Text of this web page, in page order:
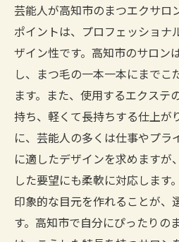
高知市のサロンで得
の効果
高知市のサロンでの
まつエク経験者が選
力
高知市のまつエクで新た
ン選びのヒント
高知市のまつエクサ
つける方法
新しい自分を発見す
芸能人が高知市のまつエクサロ
ポイントは、プロフェッショナ
ザイン性です。高知市のサロン
し、まつ毛の一本一本にまでこ
ます。また、使用するエクステ
持ち、軽くて長持ちする仕上が
に、芸能人の多くは仕事やプラ
に適したデザインを求めますが
した要望にも柔軟に対応します
印象的な目元を作れることが、
す。高知市で自分にぴったりの